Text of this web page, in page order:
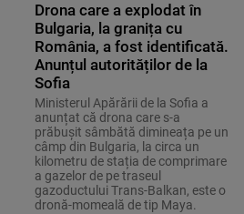
Drona care a explodat în
Bulgaria, la granița cu
România, a fost identificată.
Anunțul autorităților de la
Sofia
Ministerul Apărării de la Sofia a
anunțat că drona care s-a
prăbușit sâmbătă dimineața pe un
câmp din Bulgaria, la circa un
kilometru de stația de comprimare
a gazelor de pe traseul
gazoductului Trans-Balkan, este o
dronă-momeală de tip Maya.